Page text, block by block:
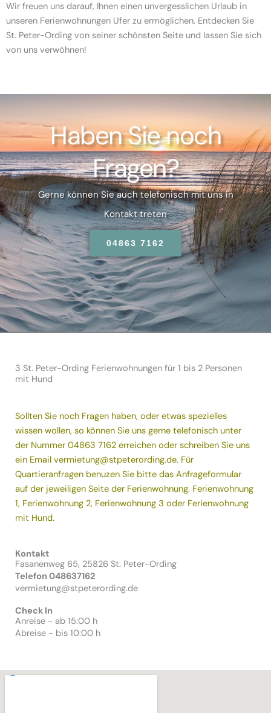
Wir freuen uns darauf, Ihnen einen unvergesslichen Urlaub in
unseren Ferienwohnungen Ufer zu ermöglichen. Entdecken Sie
St. Peter-Ording von seiner schönsten Seite und lassen Sie sich
von uns verwöhnen!
Haben Sie noch
Fragen?
Gerne können Sie auch telefonisch mit uns in
Kontakt treten
04863 7162
3 St. Peter-Ording Ferienwohnungen für 1 bis 2 Personen
mit Hund
Sollten Sie noch Fragen haben, oder etwas spezielles
wissen wollen, so können Sie uns gerne telefonisch unter
der Nummer 04863 7162 erreichen oder schreiben Sie uns
ein Email vermietung@stpeterording.de. Für
Quartieranfragen benuzen Sie bitte das Anfrageformular
auf der jeweiligen Seite der Ferienwohnung. Ferienwohnung
1, Ferienwohnung 2, Ferienwohnung 3 oder Ferienwohnung
mit Hund.
Kontakt
Fasanenweg 65, 25826 St. Peter-Ording
Telefon 048637162
vermietung@stpeterording.de
Check In
Anreise - ab 15:00 h
Abreise - bis 10:00 h